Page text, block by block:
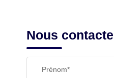
Nous
Prénom*